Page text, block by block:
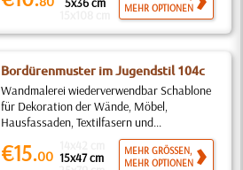
MEHR OPTIONEN
Bordürenmuster im Jugendstil 104c
Wandmalerei wiederverwendbar Schablone
für Dekoration der Wände, Möbel,
Hausfassaden, Textilfasern und...
€15.00 15x47 cm
MEHR GRÖSSEN,
MEHR OPTIONEN